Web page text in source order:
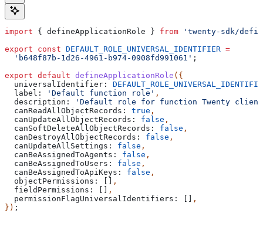
import { defineApplicationRole } from 'twenty-sdk/
export const DEFAULT_ROLE_UNIVERSAL_IDENTIFIER =
  'b648f87b-1d26-4961-b974-0908fd991061'
;
export default defineApplicationRole ({
  universalIdentifier:
  label:
'Default function role' ,
  description:
'Default role for function Twenty
  canReadAllObjectRecords:
true ,
  canUpdateAllObjectRecords:
false ,
  canSoftDeleteAllObjectRecords:
false ,
  canDestroyAllObjectRecords:
false ,
  canUpdateAllSettings:
false ,
  canBeAssignedToAgents:
false ,
  canBeAssignedToUsers:
false ,
  canBeAssignedToApiKeys:
false ,
  objectPermissions:
[] ,
  fieldPermissions:
[] ,
  permissionFlagUniversalIdentifiers:
[] ,
}) ;